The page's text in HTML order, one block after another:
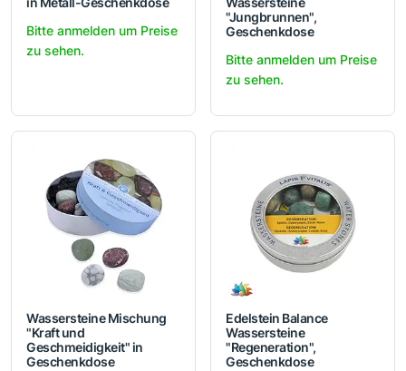
Bitte anmelden um Preise
zu sehen.
"Jungbrunnen",
Geschenkdose
Bitte anmelden um Preise
zu sehen.
Wassersteine Mischung
"Kraft und
Geschmeidigkeit" in
Geschenkdose
Edelstein Balance
Wassersteine
"Regeneration",
Geschenkdose